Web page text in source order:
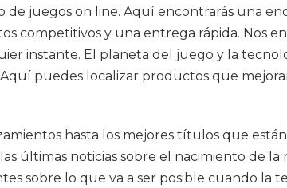
juegos on line. Aquí encontrarás una
competitivos y una entrega rápida. Nos
instante. El planeta del juego y la
puedes localizar productos que
hasta los mejores títulos que
últimas noticias sobre el nacimiento de
sobre lo que va a ser posible cuando